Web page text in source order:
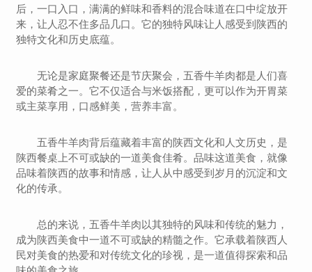
后，一口入口，满满的鲜味和香料的混合味道在口中绽放开
来，让人忍不住多品几口。它的独特风味让人感受到陕西的
独特文化和历史底蕴。
无论是家庭聚餐还是节庆聚会，五香牛羊肉都是人们喜
爱的菜肴之一。它不仅适合与米饭搭配，更可以作为开胃菜
或主菜享用，口感鲜美，营养丰富。
五香牛羊肉背后蕴藏着丰富的陕西文化和人文历史，是
陕西餐桌上不可或缺的一道美食佳肴。品味这道美食，就像
品味着陕西的故事和情感，让人从中感受到岁月的沉淀和文
化的传承。
总的来说，五香牛羊肉以其独特的风味和传统的魅力，
成为陕西美食中一道不可或缺的精髓之作。它承载着陕西人
民对美食的热爱和对传统文化的珍视，是一道值得探索和品